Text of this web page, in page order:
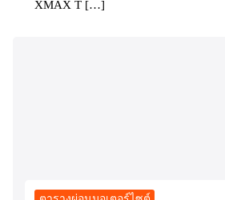
XMAX T […]